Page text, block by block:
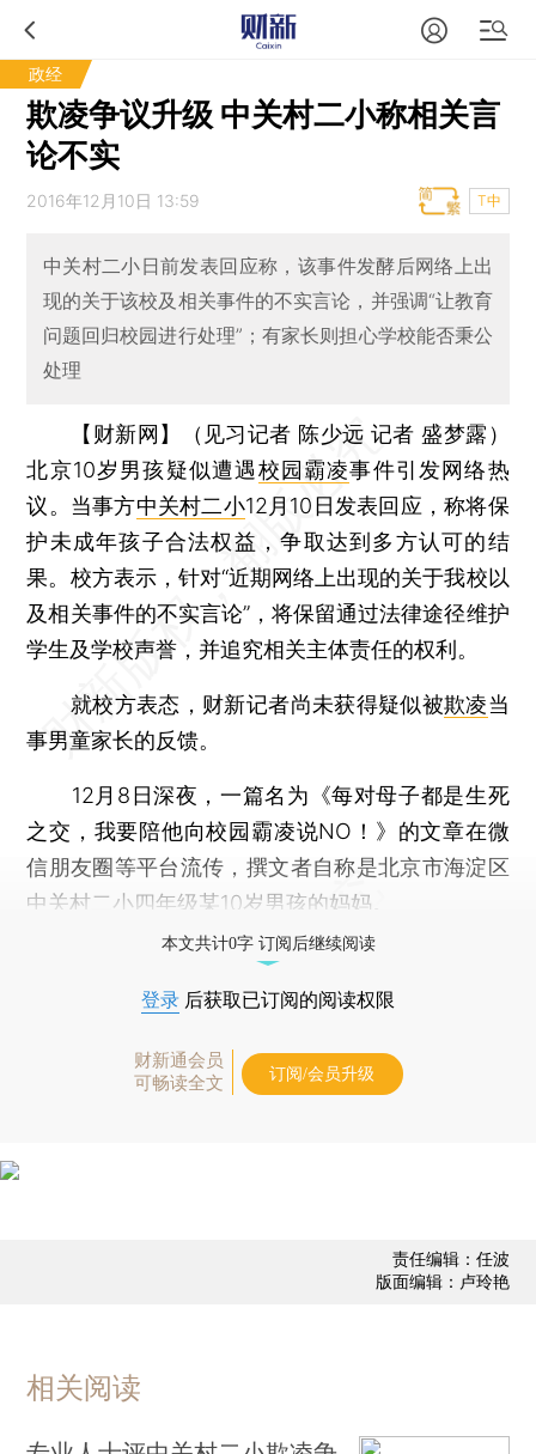
政经
欺凌争议升级 中关村二小称相关言
论不实
2016年12月10日 13:59 T中
中关村二小日前发表回应称，该事件发酵后网络上出
现的关于该校及相关事件的不实言论，并强调“让教育
问题回归校园进行处理”；有家长则担心学校能否秉公
处理
【财新网】（见习记者 陈少远 记者 盛梦露）
北京10岁男孩疑似遭遇校园霸凌事件引发网络热
议。当事方中关村二小12月10日发表回应，称将保
护未成年孩子合法权益，争取达到多方认可的结
果。校方表示，针对“近期网络上出现的关于我校以
及相关事件的不实言论”，将保留通过法律途径维护
学生及学校声誉，并追究相关主体责任的权利。
就校方表态，财新记者尚未获得疑似被欺凌当
事男童家长的反馈。
12月8日深夜，一篇名为《每对母子都是生死
之交，我要陪他向校园霸凌说NO！》的文章在微
信朋友圈等平台流传，撰文者自称是北京市海淀区
中关村二小四年级某10岁男孩的妈妈。
本文共计0字 订阅后继续阅读
登录 后获取已订阅的阅读权限
财新通会员
可畅读全文
订阅/会员升级
责任编辑：任波
版面编辑：卢玲艳
相关阅读